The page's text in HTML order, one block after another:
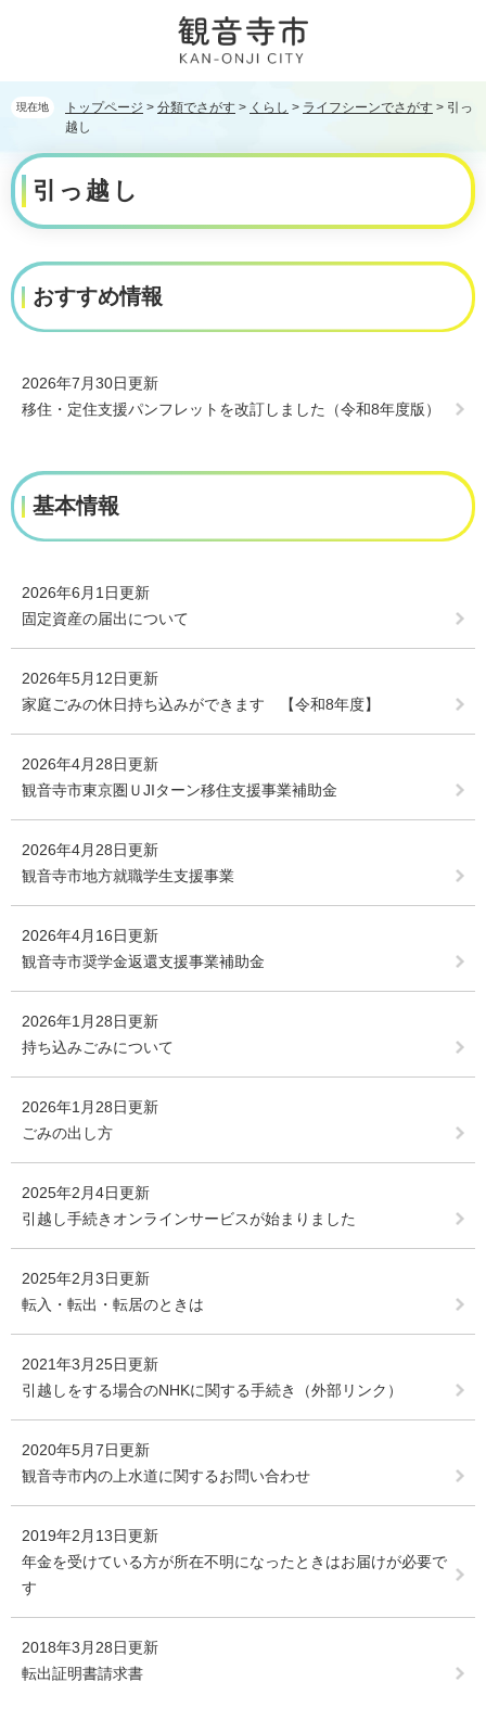
す。
し
本
現在地 トップページ > 分類でさがす > くらし > ライフシーンでさがす > 引っ
越し
本
文 引っ越し
おすすめ情報
2026年7月30日更新
移住・定住支援パンフレットを改訂しました（令和8年度版）
基本情報
2026年6月1日更新
固定資産の届出について
2026年5月12日更新
家庭ごみの休日持ち込みができます 【令和8年度】
2026年4月28日更新
観音寺市東京圏ＵJIターン移住支援事業補助金
2026年4月28日更新
観音寺市地方就職学生支援事業
2026年4月16日更新
観音寺市奨学金返還支援事業補助金
2026年1月28日更新
持ち込みごみについて
2026年1月28日更新
ごみの出し方
2025年2月4日更新
引越し手続きオンラインサービスが始まりました
2025年2月3日更新
転入・転出・転居のときは
2021年3月25日更新
引越しをする場合のNHKに関する手続き（外部リンク）
2020年5月7日更新
観音寺市内の上水道に関するお問い合わせ
2019年2月13日更新
年金を受けている方が所在不明になったときはお届けが必要で
す
2018年3月28日更新
転出証明書請求書